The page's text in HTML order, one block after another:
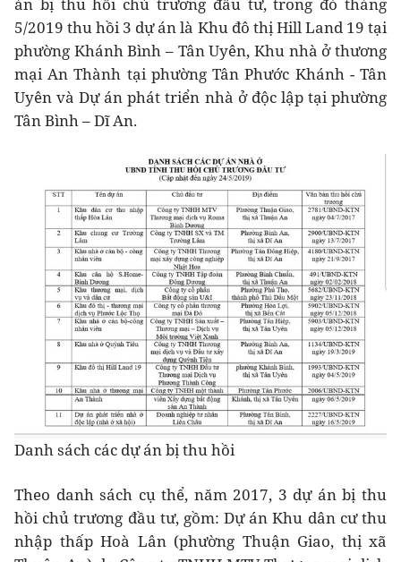
5/2019 thu hồi 3 dự án là Khu đô thị Hill Land 19 tại
phường Khánh Bình – Tân Uyên, Khu nhà ở thương
mại An Thành tại phường Tân Phước Khánh - Tân
Uyên và Dự án phát triển nhà ở độc lập tại phường
Tân Bình – Dĩ An.
Danh sách các dự án bị thu hồi
Theo danh sách cụ thể, năm 2017, 3 dự án bị thu
hồi chủ trương đầu tư, gồm: Dự án Khu dân cư thu
nhập thấp Hoà Lân (phường Thuận Giao, thị xã